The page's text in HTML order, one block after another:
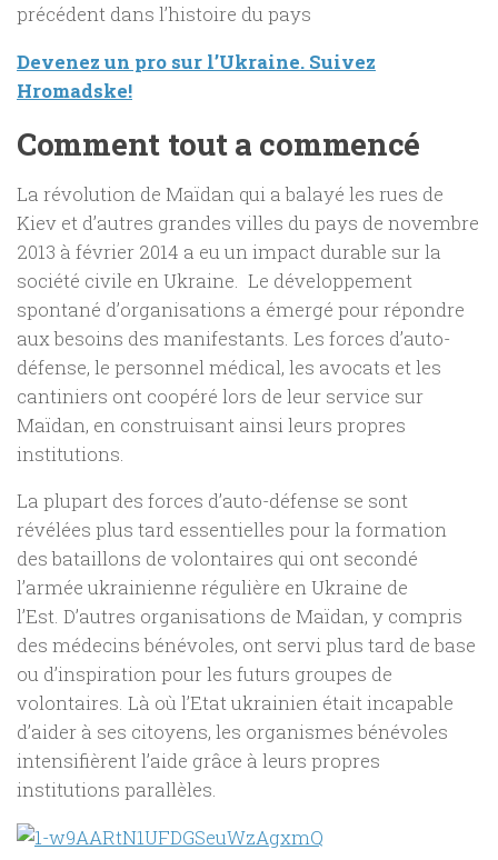
précédent dans l’histoire du pays
Devenez un pro sur l’Ukraine. Suivez
Hromadske!
Comment tout a commencé
La révolution de Maïdan qui a balayé les rues de
Kiev et d’autres grandes villes du pays de novembre
2013 à février 2014 a eu un impact durable sur la
société civile en Ukraine. Le développement
spontané d’organisations a émergé pour répondre
aux besoins des manifestants. Les forces d’auto-
défense, le personnel médical, les avocats et les
cantiniers ont coopéré lors de leur service sur
Maïdan, en construisant ainsi leurs propres
institutions.
La plupart des forces d’auto-défense se sont
révélées plus tard essentielles pour la formation
des bataillons de volontaires qui ont secondé
l’armée ukrainienne régulière en Ukraine de
l’Est. D’autres organisations de Maïdan, y compris
des médecins bénévoles, ont servi plus tard de base
ou d’inspiration pour les futurs groupes de
volontaires. Là où l’Etat ukrainien était incapable
d’aider à ses citoyens, les organismes bénévoles
intensifièrent l’aide grâce à leurs propres
institutions parallèles.